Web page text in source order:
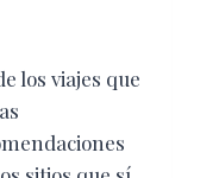
los viajes que